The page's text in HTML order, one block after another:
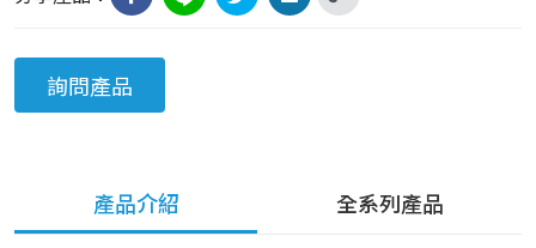
詢問產品
產品介紹 全系列產品